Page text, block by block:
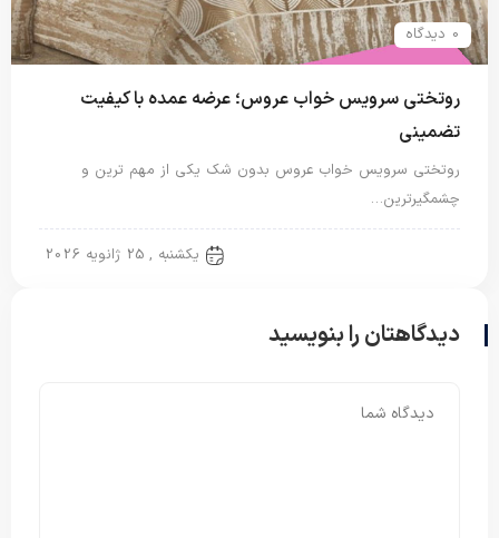
0 دیدگاه
روتختی سرویس خواب عروس؛ عرضه عمده با کیفیت
تضمینی
روتختی سرویس خواب عروس بدون شک یکی از مهم ترین و
چشمگیرترین…
یکشنبه , 25 ژانویه 2026
دیدگاهتان را بنویسید